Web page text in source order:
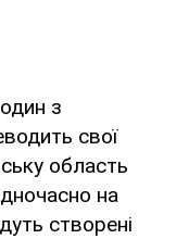
з
свої
область
на
створені